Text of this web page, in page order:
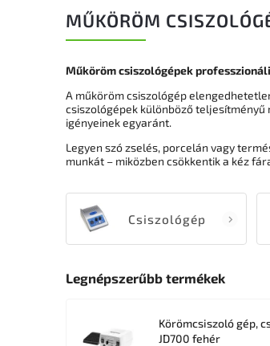
MŰKÖRÖM
Műköröm csiszológépek
A műköröm csiszológép
csiszológépek különböző
igényeinek egyaránt.
Legyen szó zselés, porcelán vagy
munkát – miközben csökkentik a kéz
Csiszológép
Legnépszerűbb termékek
Körömcsiszoló gép,
JD700 fehér